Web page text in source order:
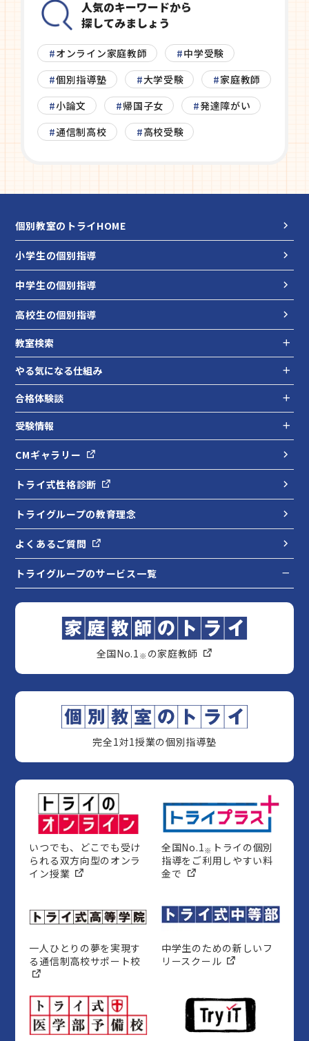
人気のキーワードから
探してみましょう
オンライン家庭教師
中学受験
個別指導塾
大学受験
家庭教師
小論文
帰国子女
発達障がい
通信制高校
高校受験
個別教室のトライHOME
小学生の個別指導
中学生の個別指導
高校生の個別指導
教室検索
やる気になる仕組み
合格体験談
受験情報
CMギャラリー
トライ式性格診断
トライグループの教育理念
よくあるご質問
トライグループのサービス一覧
全国No.1 ※ の家庭教師
完全1対1授業の個別指導塾
いつでも、どこでも受け
られる双方向型のオンラ
イン授業
全国No.1※ トライの個別
指導をご利用しやすい料
金で
一人ひとりの夢を実現す
る通信制高校サポート校
中学生のための新しいフ
リースクール